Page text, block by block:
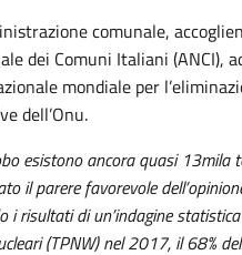
comunale,
dei Comuni Italiani (ANCI),
mondiale per
dell’Onu.
esistono ancora quasi 13mila
il parere favorevole
i risultati di un’indagine
(TPNW) nel 2017, il 68%